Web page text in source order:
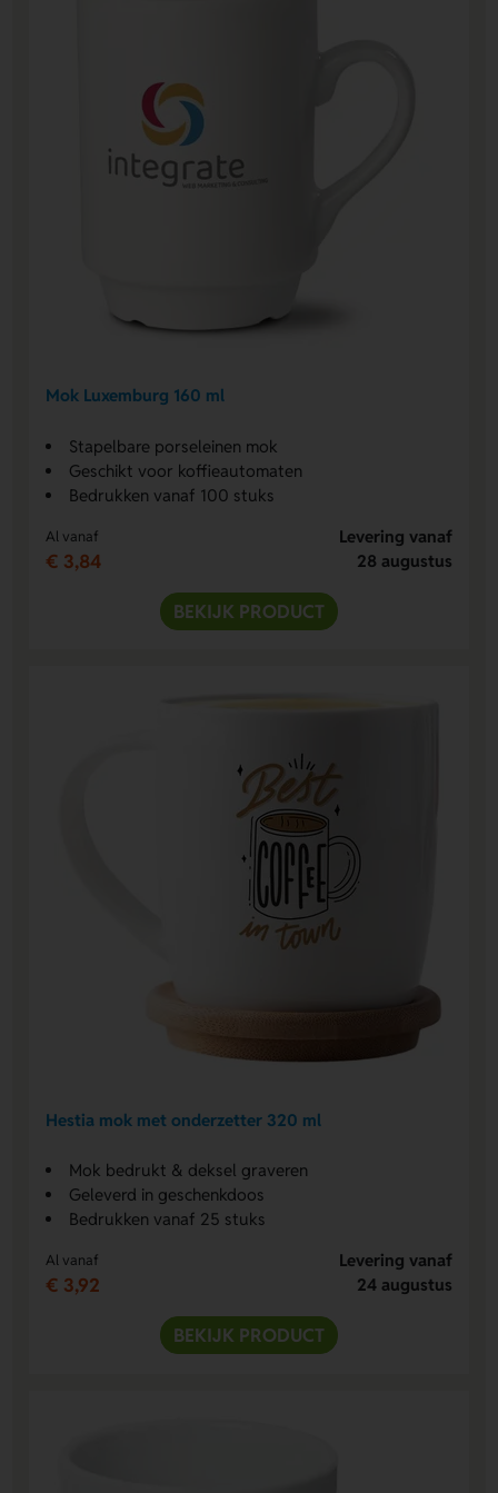
Mok Luxemburg 160 ml
Stapelbare porseleinen mok
Geschikt voor koffieautomaten
Bedrukken vanaf 100 stuks
Al vanaf
€ 3,84
Levering vanaf
28 augustus
BEKIJK PRODUCT
Hestia mok met onderzetter 320 ml
Mok bedrukt & deksel graveren
Geleverd in geschenkdoos
Bedrukken vanaf 25 stuks
Al vanaf
€ 3,92
Levering vanaf
24 augustus
BEKIJK PRODUCT